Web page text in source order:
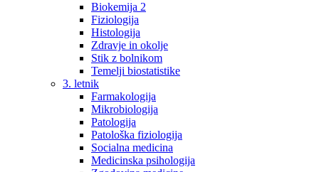
Biokemija 2
Fiziologija
Histologija
Zdravje in okolje
Stik z bolnikom
Temelji biostatistike
3. letnik
Farmakologija
Mikrobiologija
Patologija
Patološka fiziologija
Socialna medicina
Medicinska psihologija